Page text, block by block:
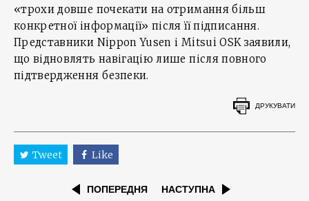
«трохи довше почекати на отримання більш
конкретної інформації» після її підписання.
Представники Nippon Yusen і Mitsui OSK заявили,
що відновлять навігацію лише після повного
підтвердження безпеки.
ДРУКУВАТИ
Tweet Like
ПОПЕРЕДНЯ НАСТУПНА